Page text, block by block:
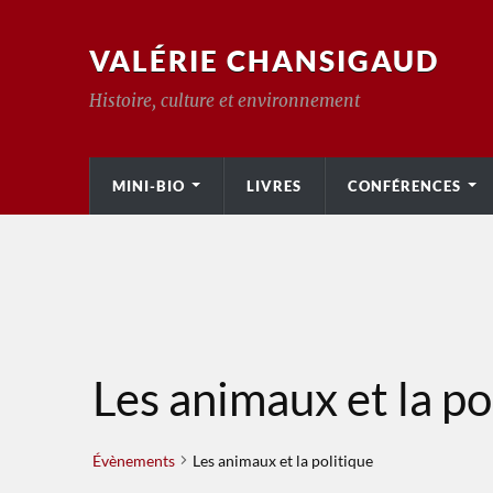
VALÉRIE CHANSIGAUD
Histoire, culture et environnement
MINI-BIO LIVRES CONFÉRENCES
Les animaux et la
Évènements Les animaux et la politique